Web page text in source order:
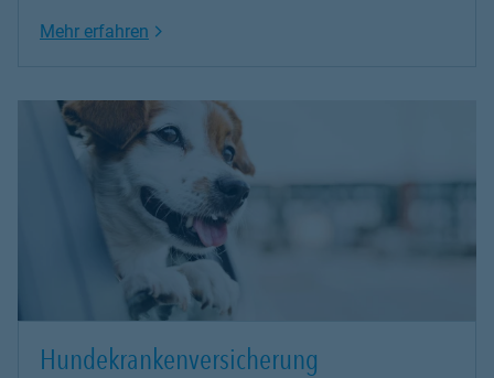
Mehr erfahren Link Opens in New Tab
Hundekrankenversicherung